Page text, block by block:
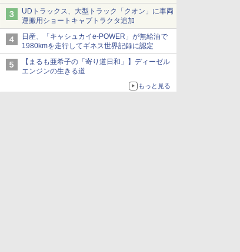
ックベースの観光・旅客輸送向けバス
UDトラックス、大型トラック「クオン」に車両
運搬用ショートキャブトラクタ追加
日産、「キャシュカイe-POWER」が無給油で
1980kmを走行してギネス世界記録に認定
【まるも亜希子の「寄り道日和」】ディーゼル
エンジンの生きる道
もっと見る